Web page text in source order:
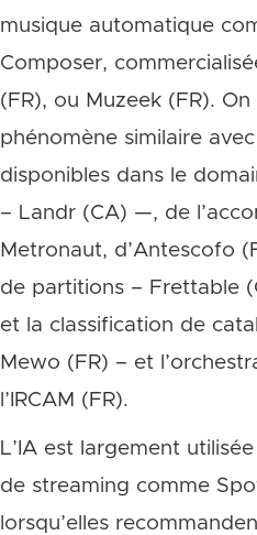
musique automatique
Composer,
(FR), ou Muzeek (FR).
phénomène similaire
disponibles dans le
– Landr (CA) —, de
Metronaut, d’Antescofo
de partitions – Frettable
et la classification de
Mewo (FR) – et
l’IRCAM (FR).
L’IA est largement
de streaming comme
lorsqu’elles